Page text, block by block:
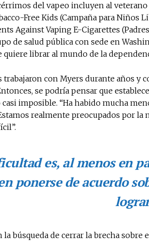
del vapeo incluyen al
Free Kids (Campaña para Niños
Against Vaping E-Cigarettes
de salud pública con sede en
quiere librar al mundo de la
trabajaron con Myers durante años y
se podría pensar que
casi imposible. “Ha habido mucha
realmente preocupados por la
es, al menos en
ponerse de acuerdo
la búsqueda de cerrar la brecha sobre